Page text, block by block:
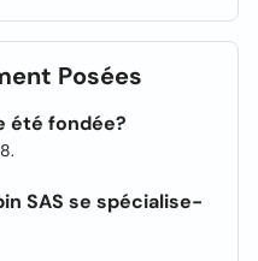
Posées
été fondée?
SAS se spécialise-